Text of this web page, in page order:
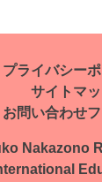
プライバシー
サイトマ
お問い合わせ
Nakazono